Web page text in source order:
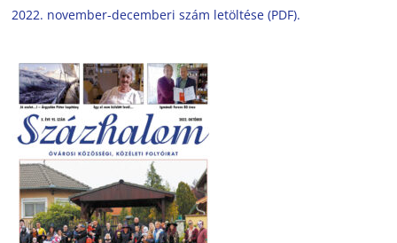
2022. november-decemberi szám letöltése (PDF).